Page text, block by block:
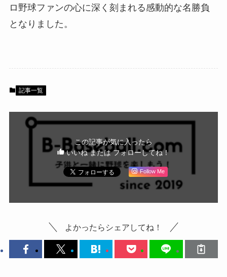
ロ野球ファンの心に深く刻まれる感動的な名勝負
となりました。
記事一覧
この記事が気に入ったら
いいね または フォローしてね！
Follow Me
よかったらシェアしてね！